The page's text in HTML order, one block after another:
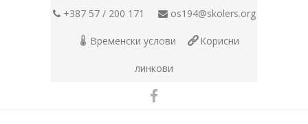
+387 57 / 200 171 os194@skolers.org
Временски услови Корисни
линкови